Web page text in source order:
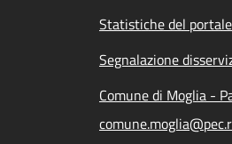
Statistiche del portale
Segnalazione
Comune di Moglia -